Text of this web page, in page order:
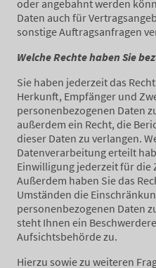
oder angebahnt werden
Daten auch für
sonstige Auftragsanfragen
Welche Rechte haben Sie
Sie haben jederzeit das
Herkunft, Empfänger und
personenbezogenen Daten
außerdem ein Recht, die
dieser Daten zu verlangen.
Datenverarbeitung erteilt
Einwilligung jederzeit für
Außerdem haben Sie das
Umständen die
personenbezogenen Daten
steht Ihnen ein
Aufsichtsbehörde zu.
Hierzu sowie zu weiteren